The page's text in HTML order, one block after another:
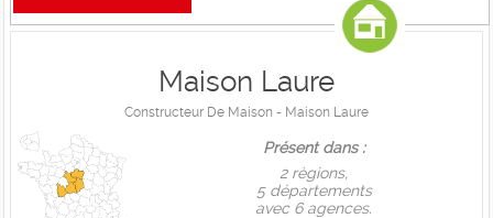
Maison Laure
Constructeur De Maison - Maison Laure
Présent dans :
2 règions,
5 départements
avec 6 agences.